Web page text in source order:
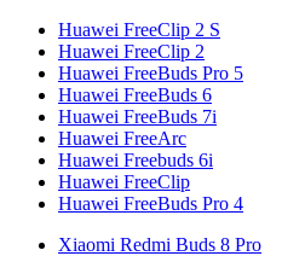
Huawei FreeClip 2 S
Huawei FreeClip 2
Huawei FreeBuds Pro 5
Huawei FreeBuds 6
Huawei FreeBuds 7i
Huawei FreeArc
Huawei Freebuds 6i
Huawei FreeClip
Huawei FreeBuds Pro 4
Xiaomi Redmi Buds 8 Pro